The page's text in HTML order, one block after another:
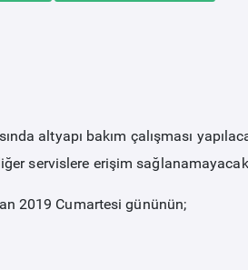
altyapı bakım çalışması
servislere erişim
2019 Cumartesi gününün;